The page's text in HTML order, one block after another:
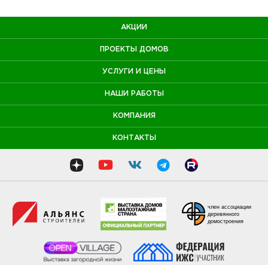
АКЦИИ
ПРОЕКТЫ ДОМОВ
УСЛУГИ И ЦЕНЫ
НАШИ РАБОТЫ
КОМПАНИЯ
КОНТАКТЫ
член ассоциации
деревянного
домостроения